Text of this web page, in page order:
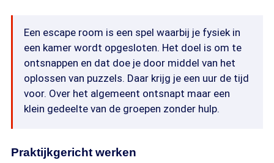
Een escape room is een spel waarbij je fysiek in
een kamer wordt opgesloten. Het doel is om te
ontsnappen en dat doe je door middel van het
oplossen van puzzels. Daar krijg je een uur de tijd
voor. Over het algemeent ontsnapt maar een
klein gedeelte van de groepen zonder hulp.
Praktijkgericht werken